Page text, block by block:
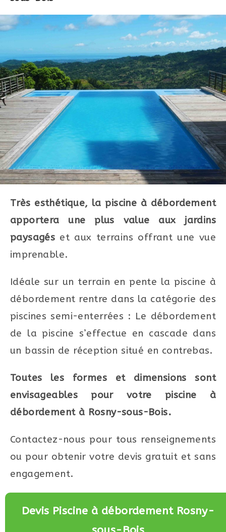
Très esthétique, la piscine à débordement
apportera une plus value aux jardins
paysagés et aux terrains offrant une vue
imprenable.
Idéale sur un terrain en pente la piscine à
débordement rentre dans la catégorie des
piscines semi-enterrées : Le débordement
de la piscine s’effectue en cascade dans
un bassin de réception situé en contrebas.
Toutes les formes et dimensions sont
envisageables pour votre piscine à
débordement à Rosny-sous-Bois.
Contactez-nous pour tous renseignements
ou pour obtenir votre devis gratuit et sans
engagement.
Devis Piscine à débordement Rosny-